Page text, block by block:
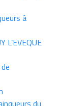
à
L’EVEQUE
du